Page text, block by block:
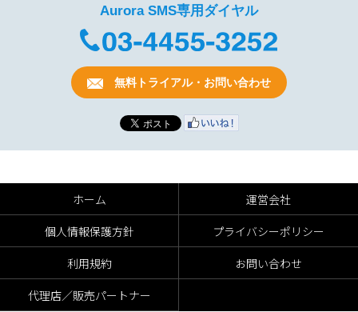
Aurora SMS専用ダイヤル
無料トライアル・お問い合わせ
ホーム
運営会社
個人情報保護方針
プライバシーポリシー
利用規約
お問い合わせ
代理店／販売パートナー